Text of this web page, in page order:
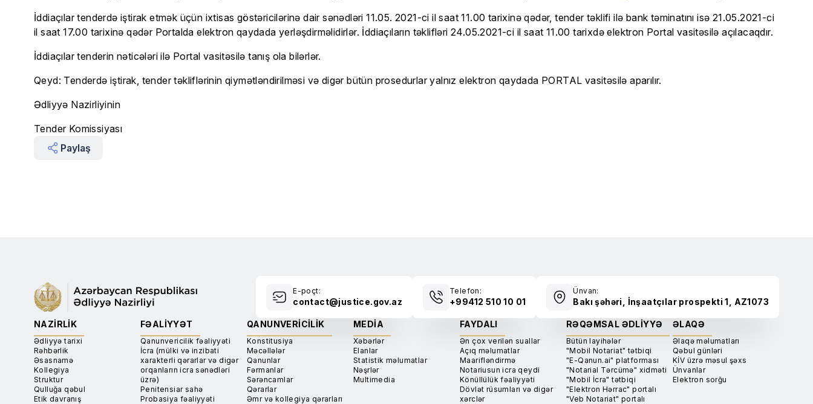
İddiaçılar tenderdə iştirak etmək üçün ixtisas göstəricilərinə dair sənədləri 11.05. 2021-ci il saat 11.00 tarixinə qədər, tender təklifi ilə bank təminatını isə 21.05.2021-ci
il saat 17.00 tarixinə qədər Portalda elektron qaydada yerləşdirməlidirlər. İddiaçıların təklifləri 24.05.2021-ci il saat 11.00 tarixdə elektron Portal vasitəsilə açılacaqdır.
İddiaçılar tenderin nəticələri ilə Portal vasitəsilə tanış ola bilərlər.
Qeyd: Tenderdə iştirak, tender təkliflərinin qiymətləndirilməsi və digər bütün prosedurlar yalnız elektron qaydada PORTAL vasitəsilə aparılır.
Ədliyyə Nazirliyinin
Tender Komissiyası
Paylaş
E-poçt:
contact@justice.gov.az
Telefon:
+99412 510 10 01
Ünvan:
Bakı şəhəri, İnşaatçılar prospekti 1, AZ1073
NAZIRLIK
Ədliyyə tarixi
Rəhbərlik
Əsasnamə
Kollegiya
Struktur
Qulluğa qəbul
Etik davranış
FƏALIYYƏT
Qanunvericilik fəaliyyəti
İcra (mülki və inzibati
xarakterli qərarlar və digər
orqanların icra sənədləri
üzrə)
Penitensiar sahə
Probasiya fəaliyyəti
QANUNVERICILIK
Konstitusiya
Məcəllələr
Qanunlar
Fərmanlar
Sərəncamlar
Qərarlar
Əmr və kollegiya qərarları
MEDIA
Xəbərlər
Elanlar
Statistik məlumatlar
Nəşrlər
Multimedia
FAYDALI
Ən çox verilən suallar
Açıq məlumatlar
Maarifləndirmə
Notariusun icra qeydi
Könüllülük fəaliyyəti
Dövlət rüsumları və digər
xərclər
RƏQƏMSAL ƏDLIYYƏ
Bütün layihələr
"Mobil Notariat" tətbiqi
"E-Qanun.ai" platforması
"Notarial Tərcümə" xidməti
"Mobil İcra" tətbiqi
"Elektron Hərrac" portalı
"Veb Notariat" portalı
ƏLAQƏ
Əlaqə məlumatları
Qəbul günləri
KİV üzrə məsul şəxs
Ünvanlar
Elektron sorğu